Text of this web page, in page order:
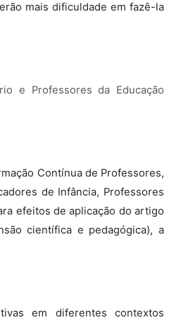
mais dificuldade em fazê-la
e Professores da Educação
Contínua de Professores,
de Infância, Professores
efeitos de aplicação do artigo
científica e pedagógica), a
em diferentes contextos